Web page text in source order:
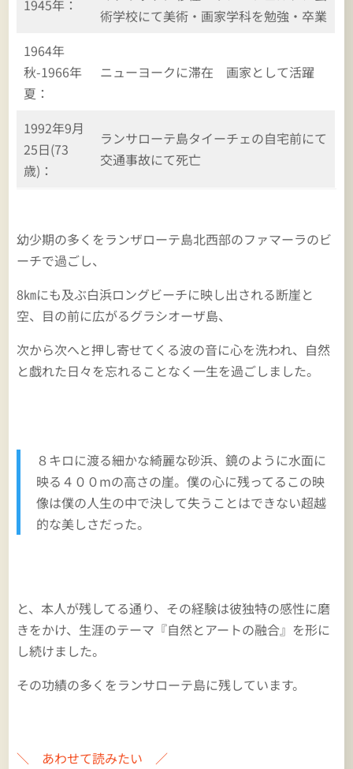
1945年：
術学校にて美術・画家学科を勉強・卒業
1964年
秋-1966年
夏：
ニューヨークに滞在 画家として活躍
1992年9月
25日(73
歳)：
ランサローテ島タイーチェの自宅前にて
交通事故にて死亡
幼少期の多くをランザローテ島北西部のファマーラのビ
ーチで過ごし、
8㎞にも及ぶ白浜ロングビーチに映し出される断崖と
空、目の前に広がるグラシオーザ島、
次から次へと押し寄せてくる波の音に心を洗われ、自然
と戯れた日々を忘れることなく一生を過ごしました。
８キロに渡る細かな綺麗な砂浜、鏡のように水面に
映る４００mの高さの崖。僕の心に残ってるこの映
像は僕の人生の中で決して失うことはできない超越
的な美しさだった。
と、本人が残してる通り、その経験は彼独特の感性に磨
きをかけ、生涯のテーマ『自然とアートの融合』を形に
し続けました。
その功績の多くをランサローテ島に残しています。
＼ あわせて読みたい ／